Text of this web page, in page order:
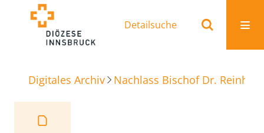
Detailsuche
Digitales Archiv Nachlass Bischof Dr.